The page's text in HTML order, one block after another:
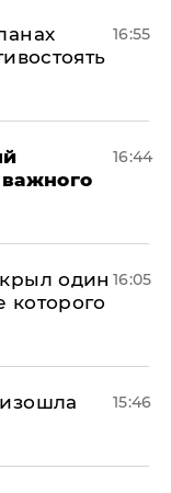
16:55
16:44
один
которого
16:05
15:46